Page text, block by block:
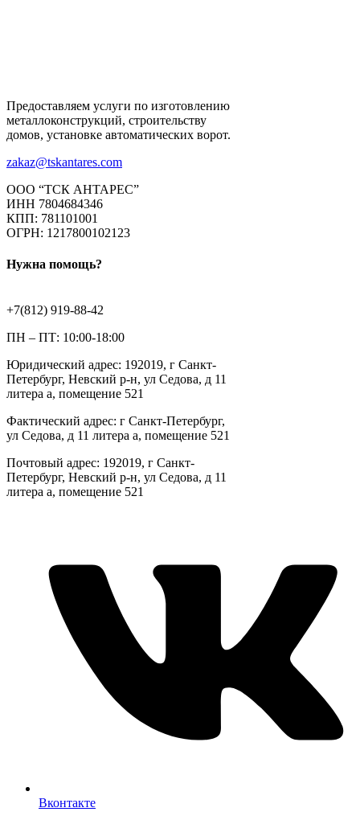
Предоставляем услуги по изготовлению
металлоконструкций, строительству
домов, установке автоматических ворот.
zakaz@tskantares.com
ООО “ТСК АНТАРЕС”
ИНН 7804684346
КПП: 781101001
ОГРН: 1217800102123
Нужна помощь?
+7(812) 919-88-42
ПН – ПТ: 10:00-18:00
Юридический адрес: 192019, г Санкт-
Петербург, Невский р-н, ул Седова, д 11
литера а, помещение 521
Фактический адрес: г Санкт-Петербург,
ул Седова, д 11 литера а, помещение 521
Почтовый адрес: 192019, г Санкт-
Петербург, Невский р-н, ул Седова, д 11
литера а, помещение 521
Вконтакте